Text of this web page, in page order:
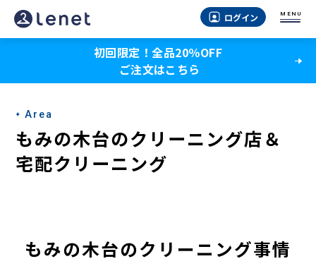
も
み
木
台
の
ク
ログイン MENU
初回限定！全品20％OFF
ご注文はこちら
Area
もみの木台のクリーニング店＆
宅配クリーニング
もみの木台のクリーニング事情